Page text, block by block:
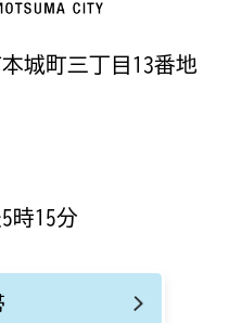
城町三丁目13番地
時15分